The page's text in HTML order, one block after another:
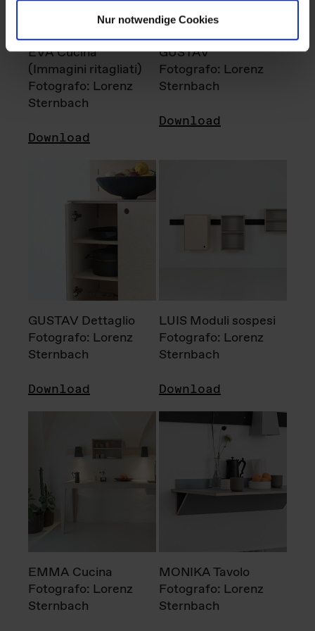
Nur notwendige Cookies
EVA Cucina
(Immagini ritagliati)
Fotografo: Lorenz
Sternbach
Download
GUSTAV
Fotografo: Lorenz
Sternbach
Download
GUSTAV Dettaglio
Fotografo: Lorenz
Sternbach
Download
LUIS Moduli sospesi
Fotografo: Lorenz
Sternbach
Download
EMMA Cucina
Fotografo: Lorenz
Sternbach
MONIKA Tavolo
Fotografo: Lorenz
Sternbach